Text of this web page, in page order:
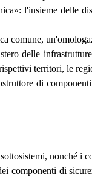
l'insieme delle
comune,
delle
territori, le
di
nonché i
componenti di